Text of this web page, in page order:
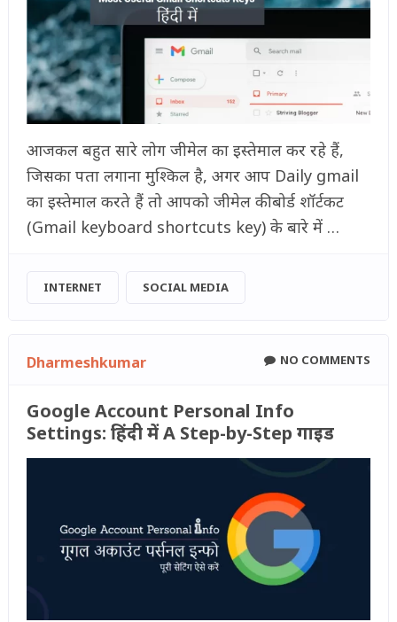
आजकल बहुत सारे लोग जीमेल का इस्तेमाल कर रहे हैं,
जिसका पता लगाना मुश्किल है, अगर आप Daily gmail
का इस्तेमाल करते हैं तो आपको जीमेल कीबोर्ड शॉर्टकट
(Gmail keyboard shortcuts key) के बारे में …
INTERNET SOCIAL MEDIA
Dharmeshkumar NO COMMENTS
Google Account Personal Info
Settings: हिंदी में A Step-by-Step गाइड